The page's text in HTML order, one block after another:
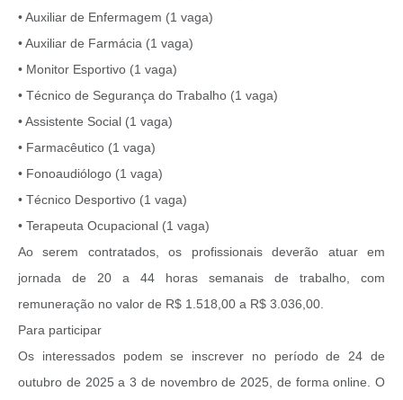
• Auxiliar de Enfermagem (1 vaga)
• Auxiliar de Farmácia (1 vaga)
• Monitor Esportivo (1 vaga)
• Técnico de Segurança do Trabalho (1 vaga)
• Assistente Social (1 vaga)
• Farmacêutico (1 vaga)
• Fonoaudiólogo (1 vaga)
• Técnico Desportivo (1 vaga)
• Terapeuta Ocupacional (1 vaga)
Ao serem contratados, os profissionais deverão atuar em
jornada de 20 a 44 horas semanais de trabalho, com
remuneração no valor de R$ 1.518,00 a R$ 3.036,00.
Para participar
Os interessados podem se inscrever no período de 24 de
outubro de 2025 a 3 de novembro de 2025, de forma online. O